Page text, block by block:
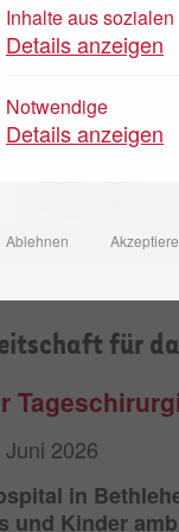
für
2026
in
und Kinder
Inhalte aus
Details anzeigen
Notwendige
Details anzeigen
Ablehnen